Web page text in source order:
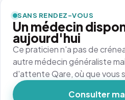
SANS RENDEZ-VOUS
Un médecin
aujourd'hui
Ce praticien n'a pas de
autre médecin généraliste
d'attente Qare, où que vous
Consulter